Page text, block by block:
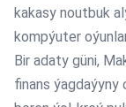
kakasy noutbuk
kompýuter
Bir adaty güni,
finans ýagdaýyny